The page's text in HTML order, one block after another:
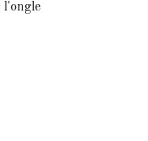
l'ongle